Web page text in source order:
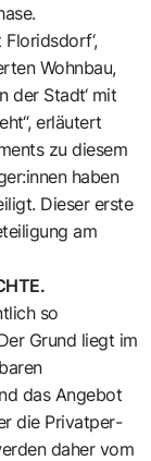
Floridsdorf‘,
Wohnbau,
der Stadt‘ mit
erläutert
zu diesem
haben
Dieser erste
am
so
Grund liegt im
das Angebot
die Privatper­
daher vom